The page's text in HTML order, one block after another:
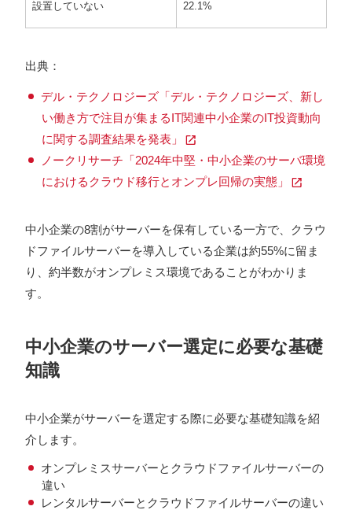
設置していない 22.1%
出典：
デル・テクノロジーズ「デル・テクノロジーズ、新し
い働き方で注目が集まるIT関連中小企業のIT投資動向
に関する調査結果を発表」
ノークリサーチ「2024年中堅・中小企業のサーバ環境
におけるクラウド移行とオンプレ回帰の実態」
中小企業の8割がサーバーを保有している一方で、クラウ
ドファイルサーバーを導入している企業は約55%に留ま
り、約半数がオンプレミス環境であることがわかりま
す。
中小企業のサーバー選定に必要な基礎
知識
中小企業がサーバーを選定する際に必要な基礎知識を紹
介します。
オンプレミスサーバーとクラウドファイルサーバーの
違い
レンタルサーバーとクラウドファイルサーバーの違い